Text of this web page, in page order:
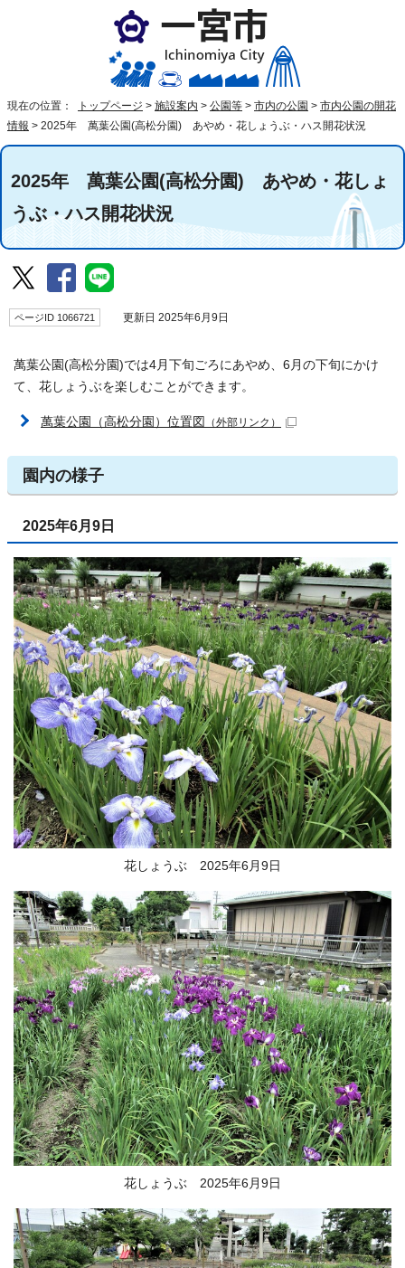
現在の位置： トップページ > 施設案内 > 公園等 > 市内の公園 > 市内公園の開花
情報 > 2025年 萬葉公園(高松分園) あやめ・花しょうぶ・ハス開花状況
2025年 萬葉公園(高松分園) あやめ・花しょ
うぶ・ハス開花状況
ページID 1066721 更新日 2025年6月9日
萬葉公園(高松分園)では4月下旬ごろにあやめ、6月の下旬にかけ
て、花しょうぶを楽しむことができます。
萬葉公園（高松分園）位置図 （外部リンク）
園内の様子
2025年6月9日
花しょうぶ 2025年6月9日
花しょうぶ 2025年6月9日